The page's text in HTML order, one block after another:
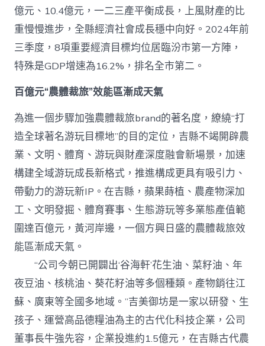
億元、10.4億元，一二三產平衡成長，上風財產的比
重慢慢進步，全縣經濟社會成長穩中向好。2024年前
三季度，8項重要經濟目標均位居臨汾市第一方陣，
特殊是GDP增速為16.2%，排名全市第二。
百億元“農體裁旅”效能區漸成天氣
為進一個步驟加強農體裁旅brand的著名度，繚繞“打
造全球著名游玩目標地”的目的定位，吉縣不竭開辟農
業、文明、體育、游玩與財產深度融會新場景，加速
構建全域游玩成長新格式，推進構成更具有吸引力、
帶動力的游玩新IP。在吉縣，蘋果蒔植、農產物深加
工、文明發掘、體育賽事、生態游玩等多業態產值範
圍達百億元，黃河岸邊，一個方興日盛的農體裁旅效
能區漸成天氣。
“公司今朝已開闢出‘谷海軒’花生油、菜籽油、年
夜豆油、核桃油、葵花籽油等多個種類。產物銷往江
蘇、廣東等全國多地域。”吉美御坊是一家以研發、生
孩子、運營高品德糧油為主的古代化科技企業，公司
董事長牛強先容，企業投進約1.5億元，在吉縣古代農